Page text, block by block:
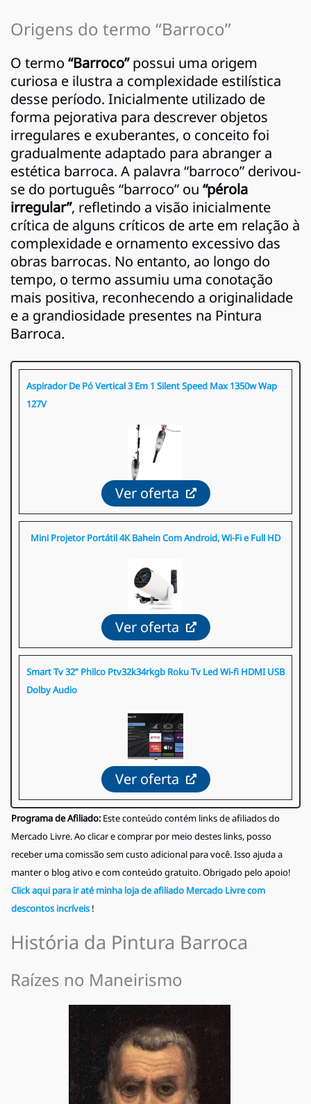
Origens do termo “Barroco”
O termo “Barroco”possui uma origem
curiosa e ilustra a complexidade estilística
desse período. Inicialmente utilizado de
forma pejorativa para descrever objetos
irregulares e exuberantes, o conceito foi
gradualmente adaptado para abranger a
estética barroca. A palavra “barroco” derivou-
se do português “barroco” ou “pérola
irregular”, refletindo a visão inicialmente
crítica de alguns críticos de arte em relação à
complexidade e ornamento excessivo das
obras barrocas. No entanto, ao longo do
tempo, o termo assumiu uma conotação
mais positiva, reconhecendo a originalidade
e a grandiosidade presentes na Pintura
Barroca.
Aspirador De Pó Vertical 3 Em 1 Silent Speed Max 1350w Wap
127V
Ver oferta
Mini Projetor Portátil 4K Bahein Com Android, Wi-Fi e Full HD
Ver oferta
Smart Tv 32” Philco Ptv32k34rkgb Roku Tv Led Wi-fi HDMI USB
Dolby Audio
Ver oferta
Programa de Afiliado: Este conteúdo contém links de afiliados do
Mercado Livre. Ao clicar e comprar por meio destes links, posso
receber uma comissão sem custo adicional para você. Isso ajuda a
manter o blog ativo e com conteúdo gratuito. Obrigado pelo apoio!
Click aqui para ir até minha loja de afiliado Mercado Livre com
descontos incríveis!
História da Pintura Barroca
Raízes no Maneirismo